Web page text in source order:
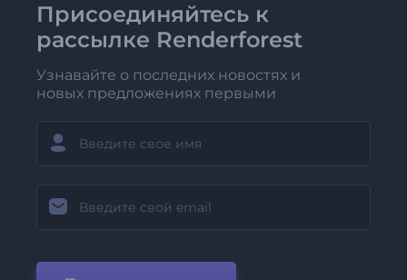
Присоединяйтесь к
рассылке Renderforest
Узнавайте о последних новостях и
новых предложениях первыми